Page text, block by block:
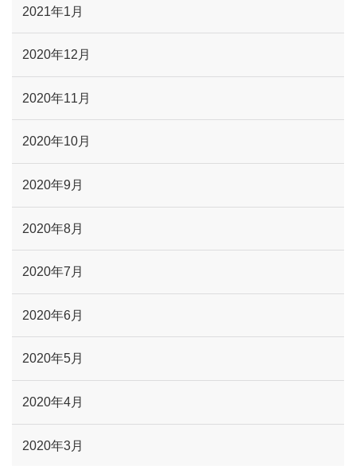
2021年1月
2020年12月
2020年11月
2020年10月
2020年9月
2020年8月
2020年7月
2020年6月
2020年5月
2020年4月
2020年3月